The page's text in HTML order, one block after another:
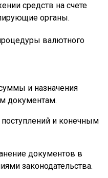
средств на счете
органы.
валютного
и назначения
документам.
и конечным
документов в
законодательства.